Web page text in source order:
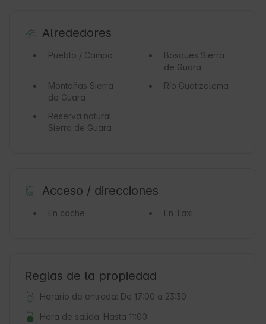
Alrededores
Pueblo / Campo Bosques Sierra
de Guara
Montañas Sierra
de Guara
Río Guatizalema
Reserva natural
Sierra de Guara
Acceso / direcciones
En coche En Taxi
Reglas de la propiedad
Horario de entrada: De 17:00 a 23:30
Hora de salida: Hasta 11:00